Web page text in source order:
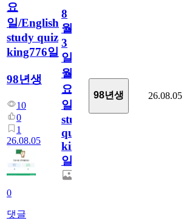
요
일/English
study quiz
king776일
98년생
10
0
1
26.08.05
0
댓글
8
월
3
일
월
요
일/English
study
quiz
king776
일
98년생 26.08.05